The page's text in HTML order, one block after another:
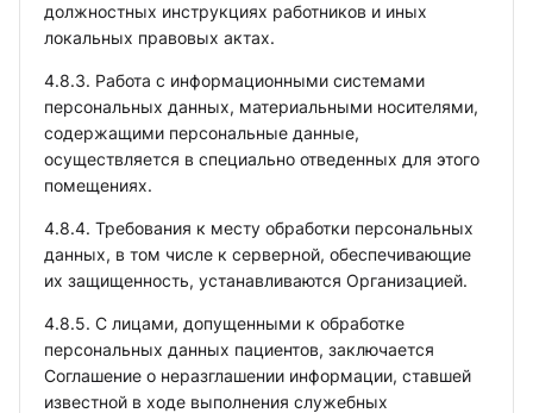
должностных инструкциях работников и иных
локальных правовых актах.
4.8.3. Работа с информационными системами
персональных данных, материальными носителями,
содержащими персональные данные,
осуществляется в специально отведенных для этого
помещениях.
4.8.4. Требования к месту обработки персональных
данных, в том числе к серверной, обеспечивающие
их защищенность, устанавливаются Организацией.
4.8.5. С лицами, допущенными к обработке
персональных данных пациентов, заключается
Соглашение о неразглашении информации, ставшей
известной в ходе выполнения служебных